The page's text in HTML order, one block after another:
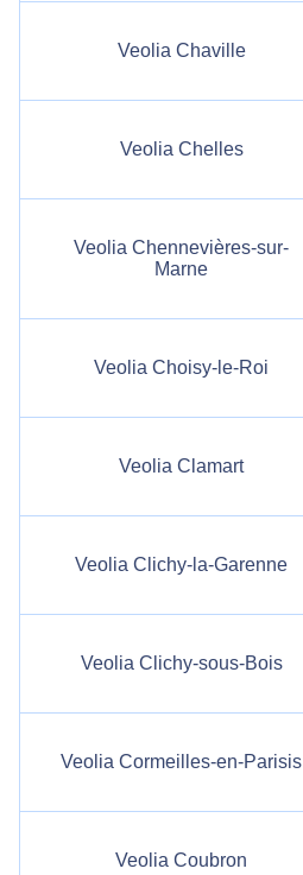
Veolia Chaville
Veolia Chelles
Veolia Chennevières-sur-
Marne
Veolia Choisy-le-Roi
Veolia Clamart
Veolia Clichy-la-Garenne
Veolia Clichy-sous-Bois
Veolia Cormeilles-en-Parisis
Veolia Coubron